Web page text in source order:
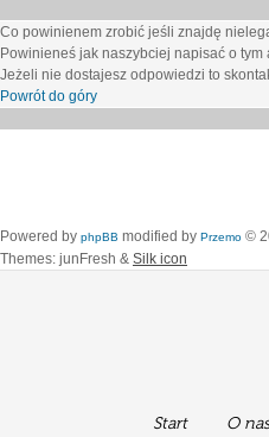
Co powinienem zrobić jeśli znajdę
Powinieneś jak naszybciej napisać o
Jeżeli nie dostajesz odpowiedzi to
Powrót do góry
Powered by phpBB modified by Przemo ©
Themes: junFresh & Silk icon
Start O nas